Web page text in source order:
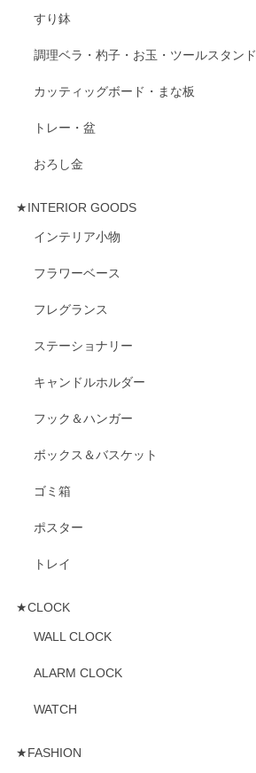
すり鉢
調理ベラ・杓子・お玉・ツールスタンド
カッティッグボード・まな板
トレー・盆
おろし金
★INTERIOR GOODS
インテリア小物
フラワーベース
フレグランス
ステーショナリー
キャンドルホルダー
フック＆ハンガー
ボックス＆バスケット
ゴミ箱
ポスター
トレイ
★CLOCK
WALL CLOCK
ALARM CLOCK
WATCH
★FASHION